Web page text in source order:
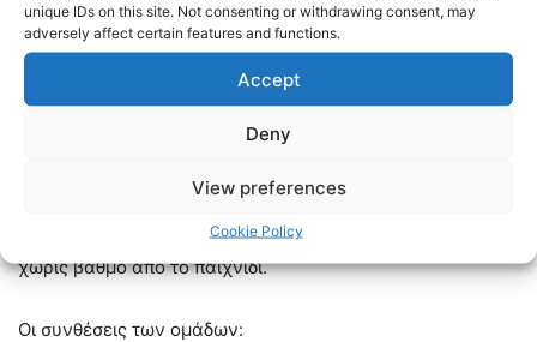
unique IDs on this site. Not consenting or withdrawing consent, may
adversely affect certain features and functions.
Accept
Deny
View preferences
Cookie Policy
τουΔικεφάλουο Κοτάρσκιβρήκε με το χέρι τονΣπόραρ
κι ο διαιτητής μετά από χρήσηVARυπέδειξε το πέναλτι,
μα ευστοχεί από την άσπρη βούλα για το
2.
διαθέσιμο επιθετικό παίκτη είχε, ο
πίεσε, αλλά δεν βρήκε το γκολ της ισοφάρισης και έμεινε
χωρίς βαθμό από το παιχνίδι.
Οι συνθέσεις των ομάδων: